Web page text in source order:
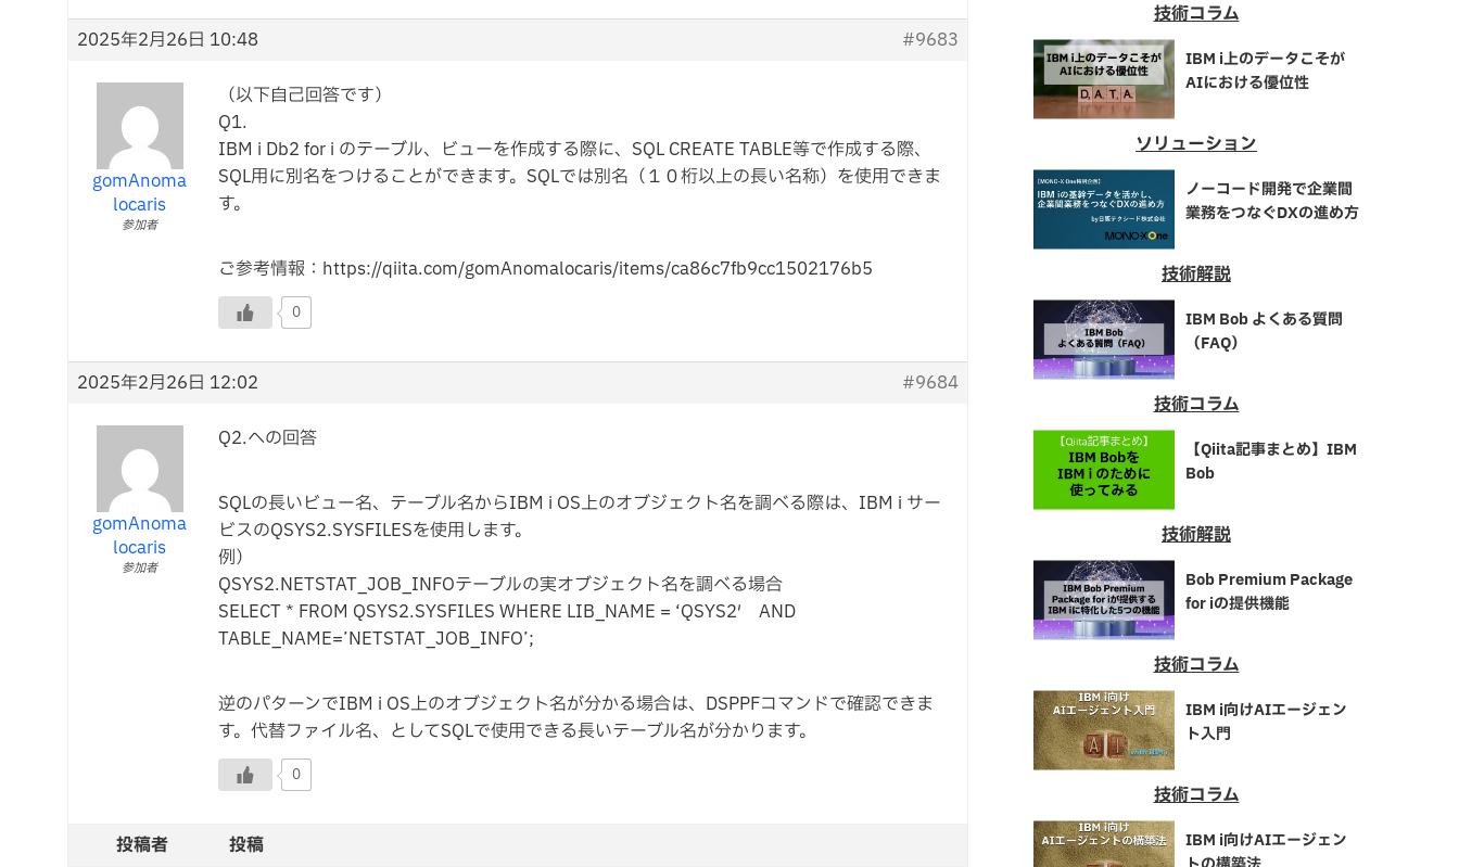
2025年2月26日 10:48 #9683
gomAnoma
locaris
参加者
（以下自己回答です）
Q1.
IBM i Db2 for i のテーブル、ビューを作成する際に、SQL CREATE TABLE等で作成する際、
SQL用に別名をつけることができます。SQLでは別名（１０桁以上の長い名称）を使用できま
す。
ご参考情報：https://qiita.com/gomAnomalocaris/items/ca86c7fb9cc1502176b5
0
2025年2月26日 12:02 #9684
gomAnoma
locaris
参加者
Q2.への回答
SQLの長いビュー名、テーブル名からIBM i OS上のオブジェクト名を調べる際は、IBM i サー
ビスのQSYS2.SYSFILESを使用します。
例）
QSYS2.NETSTAT_JOB_INFOテーブルの実オブジェクト名を調べる場合
SELECT * FROM QSYS2.SYSFILES WHERE LIB_NAME = ‘QSYS2′ AND
TABLE_NAME=’NETSTAT_JOB_INFO’;
逆のパターンでIBM i OS上のオブジェクト名が分かる場合は、DSPPFコマンドで確認できま
す。代替ファイル名、としてSQLで使用できる長いテーブル名が分かります。
0
投稿者 投稿
技術コラム
IBM i上のデータこそが
AIにおける優位性
ソリューション
ノーコード開発で企業間
業務をつなぐDXの進め方
技術解説
IBM Bob よくある質問
（FAQ）
技術コラム
【Qiita記事まとめ】IBM
Bob
技術解説
Bob Premium Package
for iの提供機能
技術コラム
IBM i向けAIエージェン
ト入門
技術コラム
IBM i向けAIエージェン